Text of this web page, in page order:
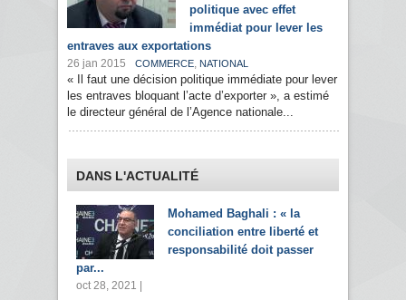
politique avec effet
immédiat pour lever les
entraves aux exportations
26 jan 2015 COMMERCE, NATIONAL
« Il faut une décision politique immédiate pour lever
les entraves bloquant l’acte d’exporter », a estimé
le directeur général de l’Agence nationale...
DANS L'ACTUALITÉ
Mohamed Baghali : « la
conciliation entre liberté et
responsabilité doit passer
par...
oct 28, 2021 |